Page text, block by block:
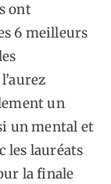
ont
6 meilleurs
un
un mental et
les lauréats
la finale